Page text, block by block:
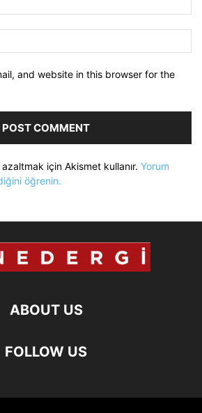
and website in this browser for the
için Akismet kullanır. Yorum
öğrenin.
ABOUT US
FOLLOW US